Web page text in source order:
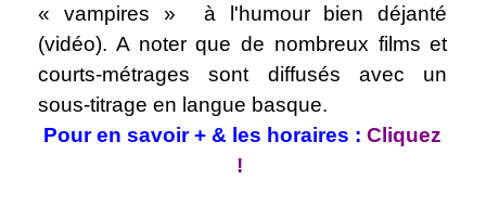
« vampires »
à l'humour bien déjanté
(vidéo). A noter que de nombreux films et
courts-métrages sont diffusés avec un
sous-titrage en langue basque.
Pour en savoir + & les horaires :Cliquez
!